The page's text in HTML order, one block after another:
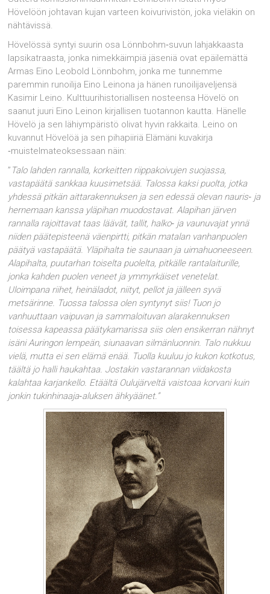
Hövelöön johtavan kujan varteen koivurivistön, joka vieläkin on
nähtävissä.
Hövelössä syntyi suurin osa Lönnbohm‑suvun lahjakkaasta
lapsikatraasta, jonka nimekkäimpiä jäseniä ovat epäilemättä
Armas Eino Leobold Lönnbohm, jonka me tunnemme
paremmin runoilija Eino Leinona ja hänen runoilijaveljensä
Kasimir Leino. Kulttuurihistoriallisen nosteensa Hövelö on
saanut juuri Eino Leinon kirjallisen tuotannon kautta. Hänelle
Hövelö ja sen lähiympäristö olivat hyvin rakkaita. Leino on
kuvannut Hövelöä ja sen pihapiiriä Elämäni kuvakirja
‑muistelmateoksessaan näin:
” Talo lahden rannalla, korkeitten riippakoivujen suojassa,
vastapäätä sankkaa kuusimetsää. Talossa kaksi puolta, jotka
yhdessä pitkän aittarakennuksen ja sen edessä olevan nauris‑ ja
hernemaan kanssa yläpihan muodostavat. Alapihan järven
rannalla rajoittavat taas läävät, tallit, halko‑ ja vaunuvajat ynnä
niiden päätepisteenä väenpirtti, pitkän matalan vanhanpuolen
päätyä vastapäätä. Yläpihalta tie saunaan ja uimahuoneeseen.
Alapihalta, puutarhan toiselta puolelta, pitkälle rantalaiturille,
jonka kahden puolen veneet ja ymmyrkäiset venetelat.
Uloimpana riihet, heinäladot, niityt, pellot ja jälleen syvä
metsärinne. Tuossa talossa olen syntynyt siis! Tuon jo
vanhuuttaan vaipuvan ja sammaloituvan alarakennuksen
toisessa kapeassa päätykamarissa siis olen ensikerran nähnyt
isäni Auringon lempeän, siunaavan silmänluonnin. Talo nukkuu
vielä, mutta ei sen elämä enää. Tuolla kuuluu jo kukon kotkotus,
täältä jo halli haukahtaa. Jostakin vastarannan viidakosta
kalahtaa karjankello. Etäältä Oulujärveltä vaistoaa korvani kuin
jonkin tukinhinaaja‑aluksen ähkyäänet.”